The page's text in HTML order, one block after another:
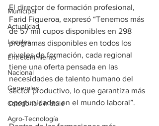
Municipal
Actualidad
Locales
Entretenimiento
Nacional
Generales
Categoría sin título
Agro-Tecnología
El director de formación profesional,
Farid Figueroa, expresó “Tenemos más
de 57 mil cupos disponibles en 298
programas disponibles en todos los
niveles de formación, cada regional
tiene una oferta pensada en las
necesidades de talento humano del
sector productivo, lo que garantiza más
oportunidades en el mundo laboral”.